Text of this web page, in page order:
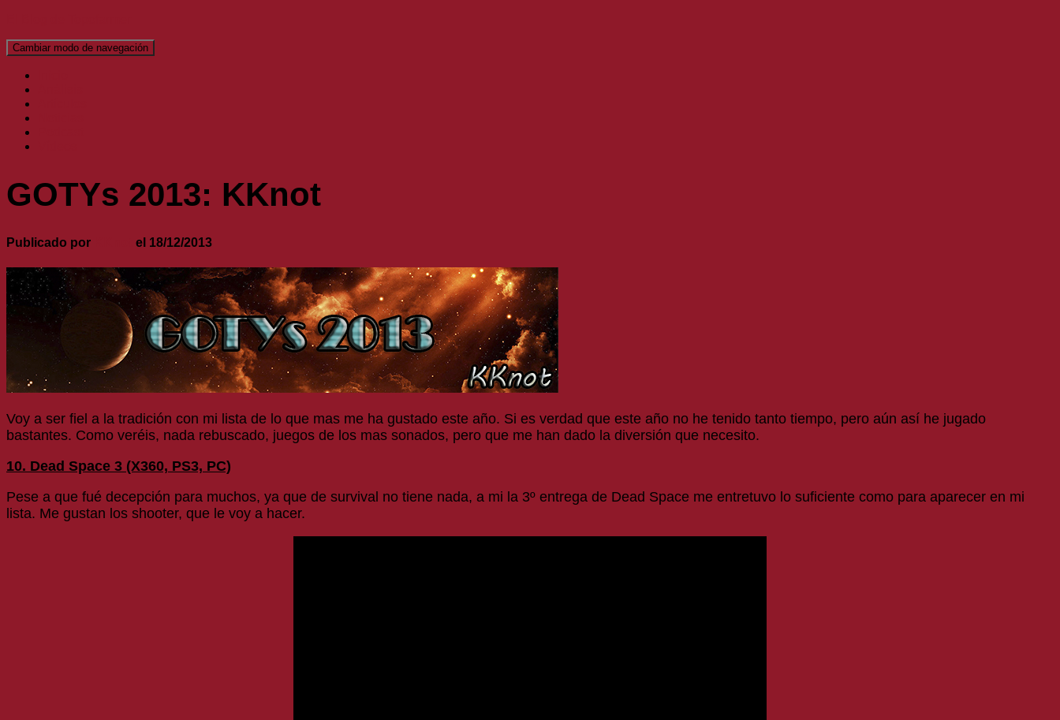
Cambiar modo de navegación
GOTYs 2013: KKnot
Publicado por el 18/12/2013
Voy a ser fiel a la tradición con mi lista de lo que mas me ha gustado este año. Si es verdad que este año no he tenido tanto tiempo, pero aún así he jugado
bastantes. Como veréis, nada rebuscado, juegos de los mas sonados, pero que me han dado la diversión que necesito.
10. Dead Space 3 (X360, PS3, PC)
Pese a que fué decepción para muchos, ya que de survival no tiene nada, a mi la 3º entrega de Dead Space me entretuvo lo suficiente como para aparecer en mi
lista. Me gustan los shooter, que le voy a hacer.